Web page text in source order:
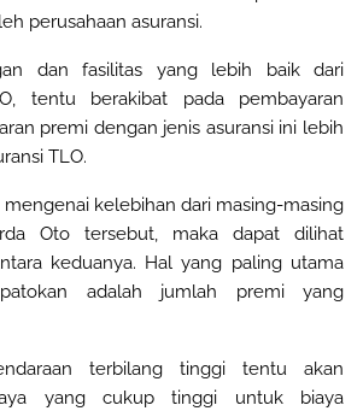
perusahaan asuransi.
dan fasilitas yang lebih baik dari
tentu berakibat pada pembayaran
premi dengan jenis asuransi ini lebih
TLO.
kelebihan dari masing-masing
Oto tersebut, maka dapat dilihat
keduanya. Hal yang paling utama
adalah jumlah premi yang
terbilang tinggi tentu akan
yang cukup tinggi untuk biaya